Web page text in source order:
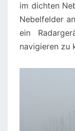
im dichten
Nebelfelder
ein
navigieren zu